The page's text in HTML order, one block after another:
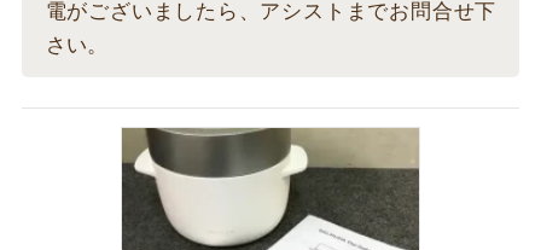
電がございましたら、アシストまでお問合せ下
さい。